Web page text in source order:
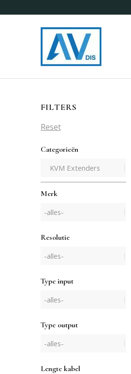
FILTERS
Reset
Categorieën
Merk
Resolutie
Type input
Type output
Lengte kabel